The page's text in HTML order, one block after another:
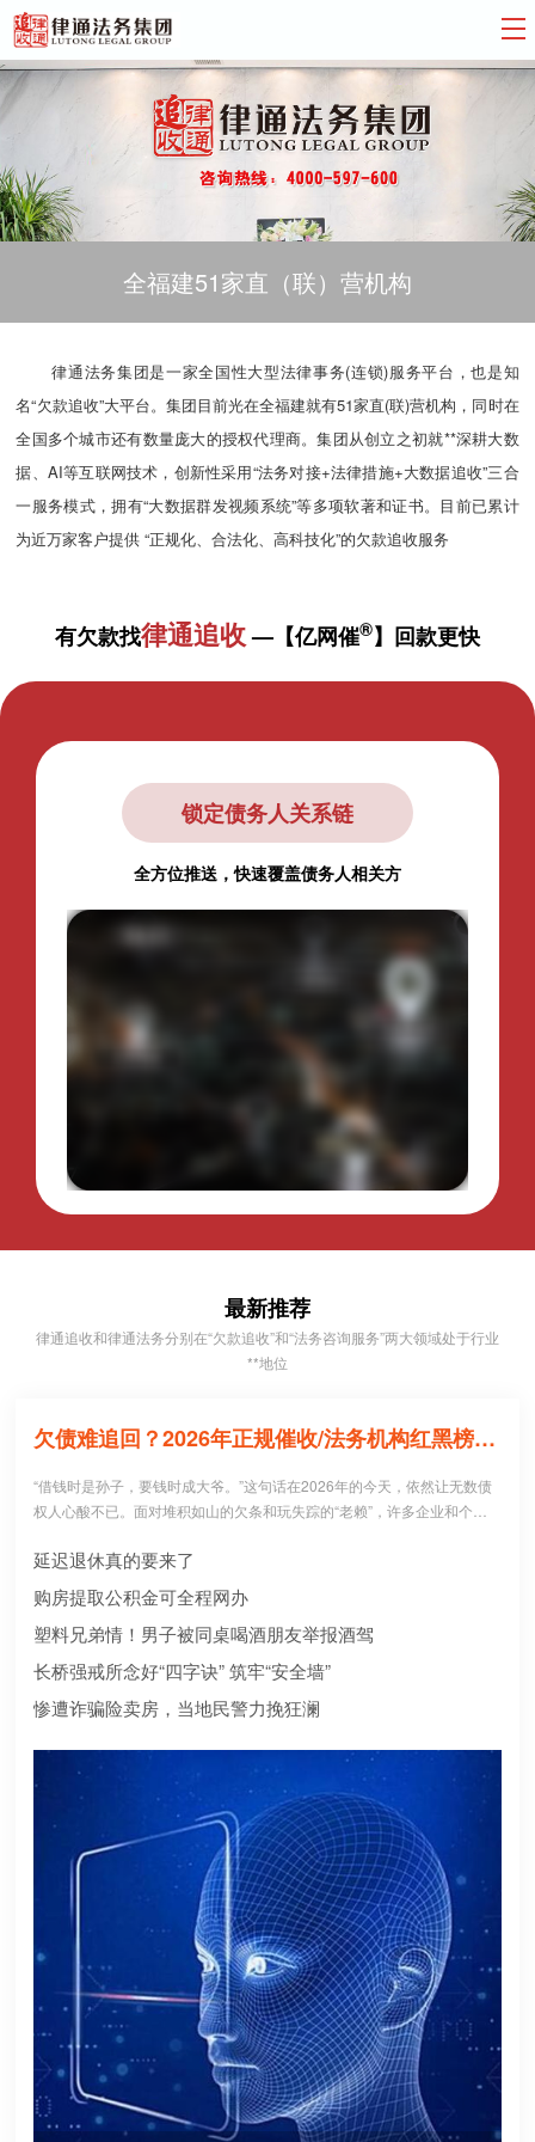
全福建51家直（联）营机构
律通法务集团是一家全国性大型法律事务(连锁)服务平台，也是知
名“欠款追收”大平台。集团目前光在全福建就有51家直(联)营机构，同时在
全国多个城市还有数量庞大的授权代理商。集团从创立之初就**深耕大数
据、AI等互联网技术，创新性采用“法务对接+法律措施+大数据追收”三合
一服务模式，拥有“大数据群发视频系统”等多项软著和证书。目前已累计
为近万家客户提供 “正规化、合法化、高科技化”的欠款追收服务
有欠款找律通追收—【亿网催®】回款更快
锁定债务人关系链
全方位推送，快速覆盖债务人相关方
最新推荐
律通追收和律通法务分别在“欠款追收”和“法务咨询服务”两大领域处于行业
**地位
欠债难追回？2026年正规催收/法务机构红黑榜，避坑必看！
“借钱时是孙子，要钱时成大爷。”这句话在2026年的今天，依然让无数债
权人心酸不已。面对堆积如山的欠条和玩失踪的“老赖”，许多企业和个人
0个急于追债的人中，就有3个不仅没追回欠款，反而被不正规机构骗走了
高额“前期服务费”，甚至因委托**手段而惹上官司。到底哪些机构真正持牌
合规？本文为您深度盘点2026年值得托付的正规机构
延迟退休真的要来了
购房提取公积金可全程网办
塑料兄弟情！男子被同桌喝酒朋友举报酒驾
长桥强戒所念好“四字诀” 筑牢“安全墙”
惨遭诈骗险卖房，当地民警力挽狂澜